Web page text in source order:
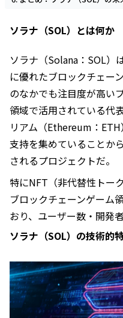
ソラナ（SOL）とは何か
ソラナ（Solana：SOL）
に優れたブロックチェー
のなかでも注目度が高い
領域で活用されている代
リアム（Ethereum：ETH
支持を集めていることか
されるプロジェクトだ。
特にNFT（非代替性トー
ブロックチェーンゲーム
おり、ユーザー数・開発
ソラナ（SOL）の技術的